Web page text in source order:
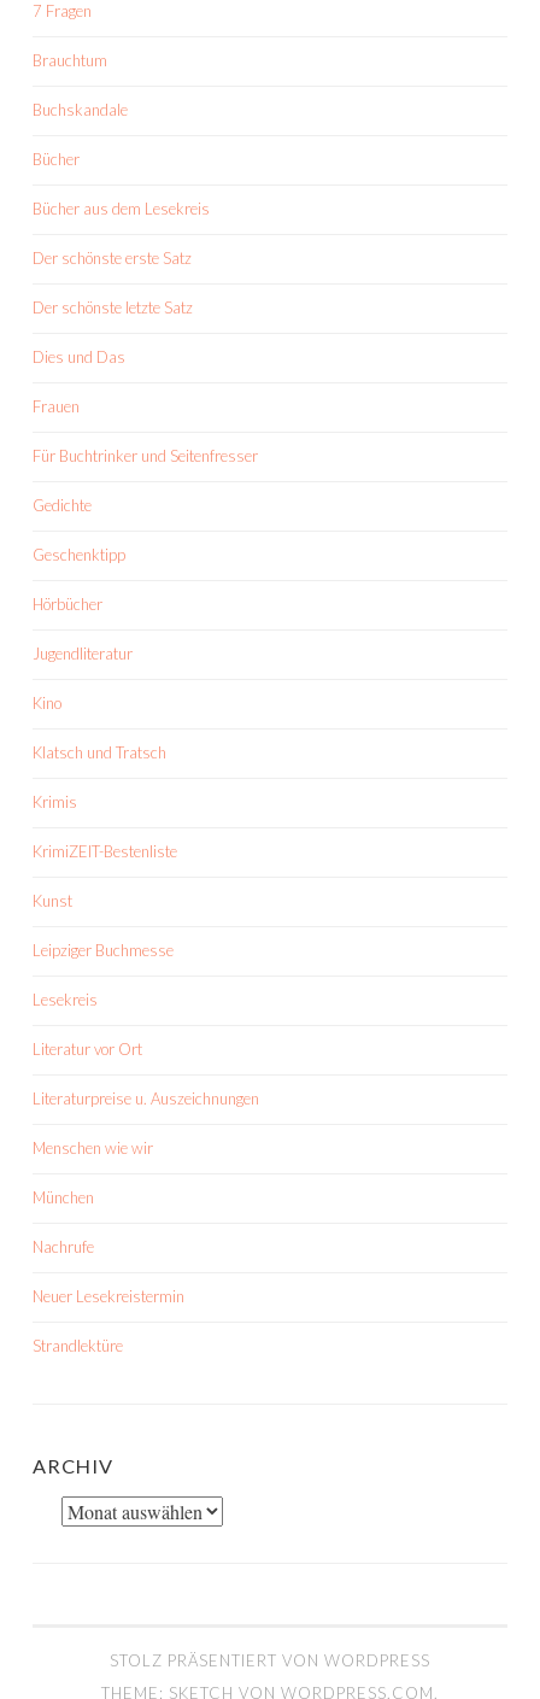
7 Fragen
Brauchtum
Buchskandale
Bücher
Bücher aus dem Lesekreis
Der schönste erste Satz
Der schönste letzte Satz
Dies und Das
Frauen
Für Buchtrinker und Seitenfresser
Gedichte
Geschenktipp
Hörbücher
Jugendliteratur
Kino
Klatsch und Tratsch
Krimis
KrimiZEIT-Bestenliste
Kunst
Leipziger Buchmesse
Lesekreis
Literatur vor Ort
Literaturpreise u. Auszeichnungen
Menschen wie wir
München
Nachrufe
Neuer Lesekreistermin
Strandlektüre
ARCHIV
Archiv
STOLZ PRÄSENTIERT VON WORDPRESS
THEME: SKETCH VON WORDPRESS.COM